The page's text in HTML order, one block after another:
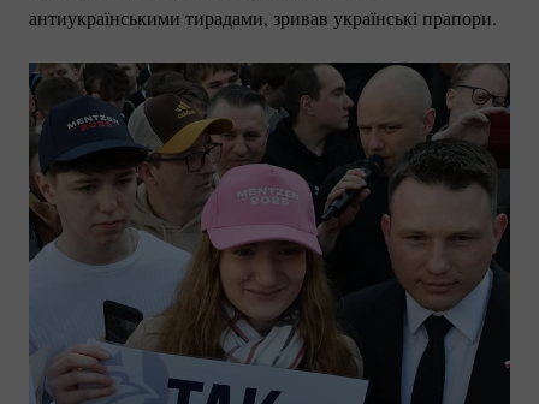
антиукраїнськими тирадами, зривав українські прапори.